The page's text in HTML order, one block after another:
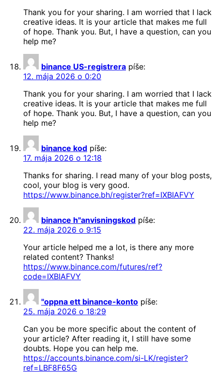
Thank you for your sharing. I am worried that I lack
creative ideas. It is your article that makes me full
of hope. Thank you. But, I have a question, can you
help me?
binance US-registrera píše:
12. mája 2026 o 0:20
Thank you for your sharing. I am worried that I lack
creative ideas. It is your article that makes me full
of hope. Thank you. But, I have a question, can you
help me?
binance kod píše:
17. mája 2026 o 12:18
Thanks for sharing. I read many of your blog posts,
cool, your blog is very good.
https://www.binance.bh/register?ref=IXBIAFVY
binance h"anvisningskod píše:
22. mája 2026 o 9:15
Your article helped me a lot, is there any more
related content? Thanks!
https://www.binance.com/futures/ref?
code=IXBIAFVY
"oppna ett binance-konto píše:
25. mája 2026 o 18:29
Can you be more specific about the content of
your article? After reading it, I still have some
doubts. Hope you can help me.
https://accounts.binance.com/si-LK/register?
ref=LBF8F65G